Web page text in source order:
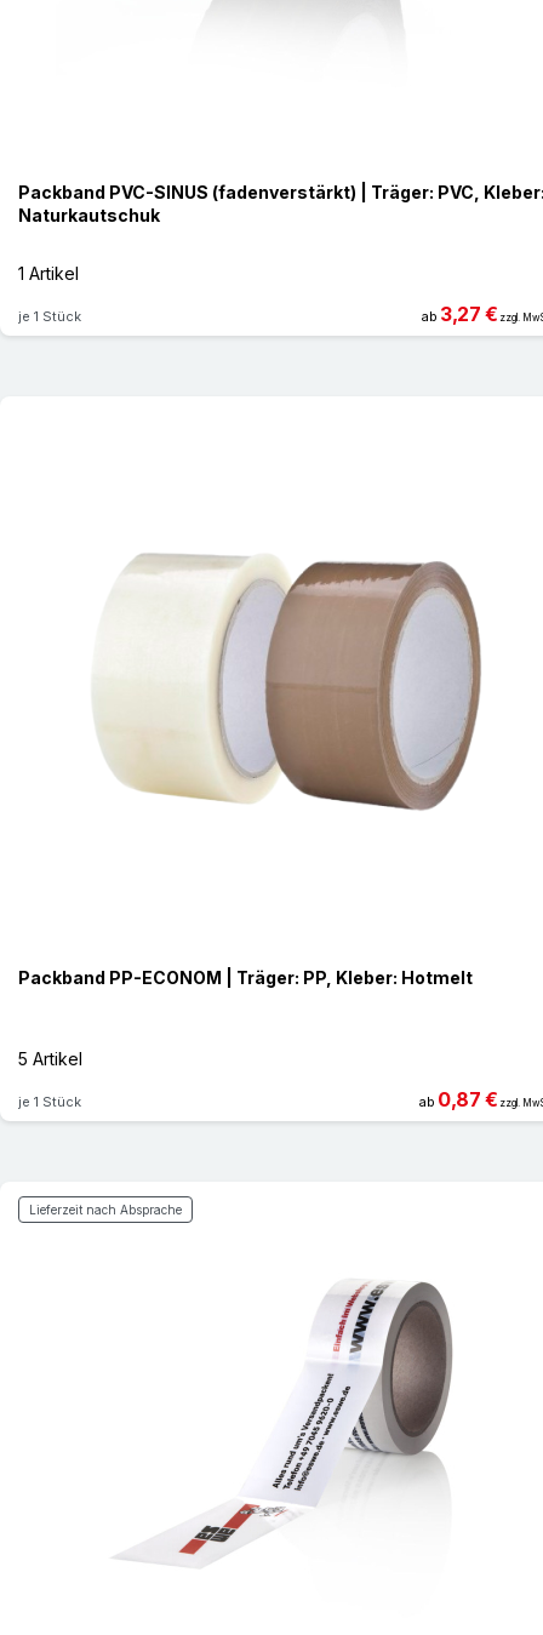
Packband PVC-SINUS (fadenverstärkt) | Träger: PVC,
Naturkautschuk
1 Artikel
je 1 Stück ab 3,27 € zzgl.
Packband PP-ECONOM | Träger: PP, Kleber: Hotmelt
5 Artikel
je 1 Stück ab 0,87 € zzgl.
Lieferzeit nach Absprache